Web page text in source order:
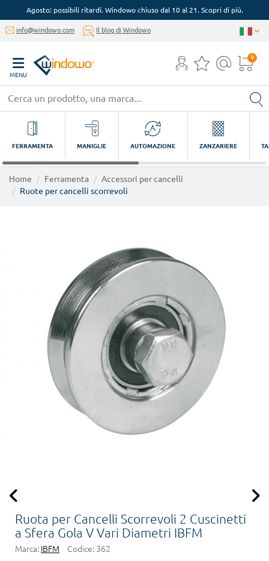
Agosto: possibili ritardi. Windowo chiuso dal 10 al 21. Scopri di più.
info@windowo.com Il blog di Windowo
MENU
0
FERRAMENTA MANIGLIE AUTOMAZIONE ZANZARIERE
Home Ferramenta
Accessori per cancelli
Ruote per cancelli scorrevoli
Ruota per Cancelli Scorrevoli 2 Cuscinetti
a Sfera Gola V Vari Diametri IBFM
Marca: IBFM Codice: 362